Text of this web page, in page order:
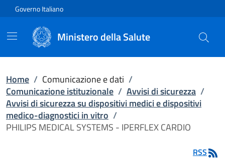
Vai direttamente al contenuto
Governo Italiano
Ministero della Salute
Home / Comunicazione e dati /
Comunicazione istituzionale / Avvisi di sicurezza /
Avvisi di sicurezza su dispositivi medici e dispositivi
medico-diagnostici in vitro /
PHILIPS MEDICAL SYSTEMS - IPERFLEX CARDIO
RSS